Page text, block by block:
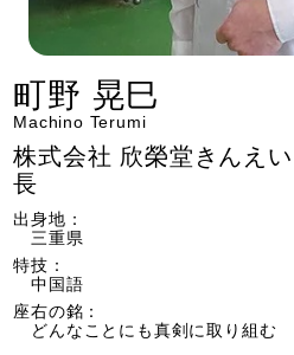
町野 晃巳
Machino Terumi
株式会社 欣榮堂きんえ
長
出身地：
三重県
特技：
中国語
座右の銘：
どんなことにも真剣に取り組む